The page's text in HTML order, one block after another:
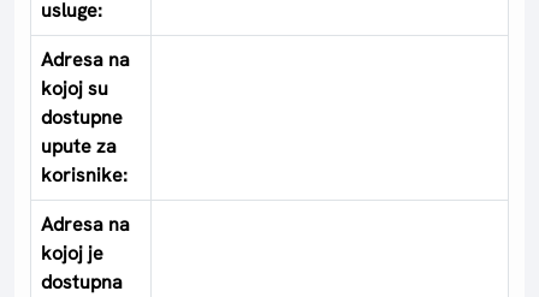
usluge:
Adresa na
kojoj su
dostupne
upute za
korisnike:
Adresa na
kojoj je
dostupna